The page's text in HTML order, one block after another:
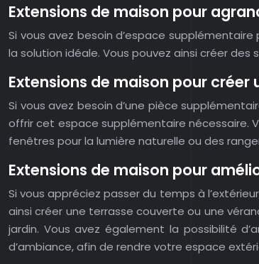
Extensions de maison pour
Si vous avez besoin d’espace
la solution idéale. Vous pouvez ainsi créer
Extensions de maison pour créer
Si vous avez besoin d’une pièce
offrir cet espace supplémentaire nécessaire.
fenêtres pour la lumière naturelle ou des
Extensions de maison pour
Si vous appréciez passer du temps à
ainsi créer une terrasse couverte ou une
jardin. Vous avez également la possibilité
d’ambiance, afin de rendre votre espace